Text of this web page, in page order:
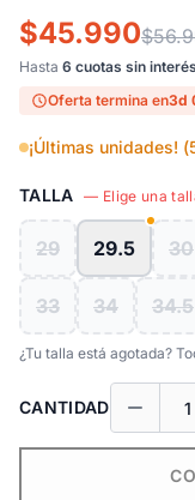
$45.990
Hasta 6 cuotas sin interés
Oferta termina en3d
¡Últimas unidades! (
TALLA — Elige una
29 29.5 30
33 34 34.5
¿Tu talla está agotada?
CANTIDAD